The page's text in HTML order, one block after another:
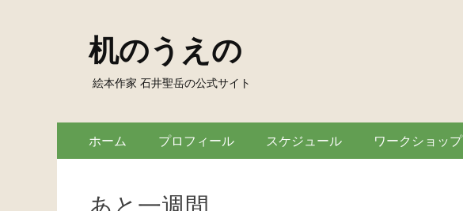
机のうえの
絵本作家 石井聖岳の公式サイト
Primary
Menu
ホーム プロフィール スケジュール ワークショップ